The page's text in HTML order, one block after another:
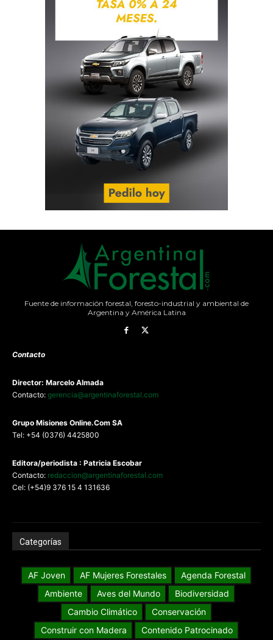
Fuente de información forestal, foresto-industrial y ambiental de
Argentina y América Latina
Contacto
Director: Marcelo Almada
Contacto: gerencia@argentinaforestal.com
Grupo Misiones Online.Com SA
Tel: +54 (0376) 4425800
Editora/periodista : Patricia Escobar
Contacto: redaccion@argentinaforestal.com
Cel: (+54)9 376 15 4 131636
Categorías
AF Joven AF Mujeres Forestales
Agenda Forestal
Ambiente
Aves del Mundo
Biodiversidad
Cambio Climático
Conservación
Construir con Madera
Contenido Patrocinado